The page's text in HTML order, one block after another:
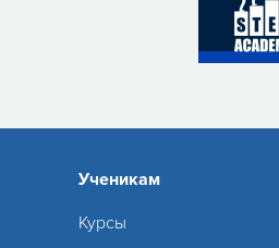
Ученикам
Курсы